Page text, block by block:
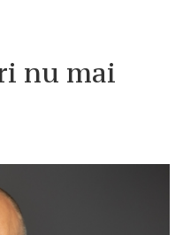
nu mai